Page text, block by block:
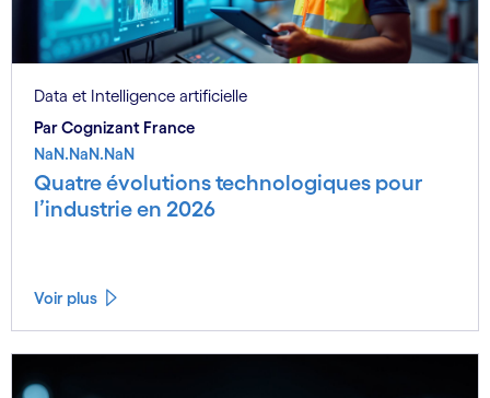
Data et Intelligence artificielle
Par Cognizant France
NaN.NaN.NaN
Quatre évolutions technologiques pour
l’industrie en 2026
Voir plus